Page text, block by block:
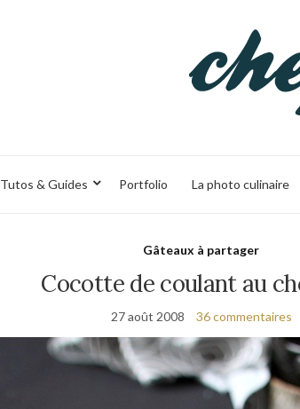
Tutos & Guides Portfolio La photo culinaire
Gâteaux à partager
Cocotte de coulant au
27 août 2008 36 commentaires